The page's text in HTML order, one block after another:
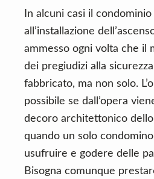
In alcuni casi il
all’installazione
ammesso ogni volta che il
dei pregiudizi alla
fabbricato, ma non solo.
possibile se dall’opera
decoro architettonico
quando un solo
usufruire e godere delle
Bisogna comunque